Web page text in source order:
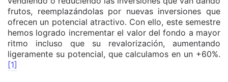
frutos, reemplazándolas por nuevas inversiones que
ofrecen un potencial atractivo. Con ello, este semestre
hemos logrado incrementar el valor del fondo a mayor
ritmo incluso que su revalorización, aumentando
ligeramente su potencial, que calculamos en un +60%.
[1]